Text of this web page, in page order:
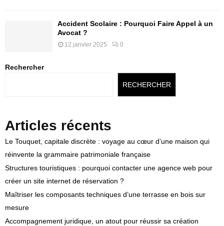
Accident Scolaire : Pourquoi Faire Appel à un
Avocat ?
12 janvier 2025 0
Rechercher
RECHERCHER
Articles récents
Le Touquet, capitale discrète : voyage au cœur d’une maison qui
réinvente la grammaire patrimoniale française
Structures touristiques : pourquoi contacter une agence web pour
créer un site internet de réservation ?
Maîtriser les composants techniques d’une terrasse en bois sur
mesure
Accompagnement juridique, un atout pour réussir sa création